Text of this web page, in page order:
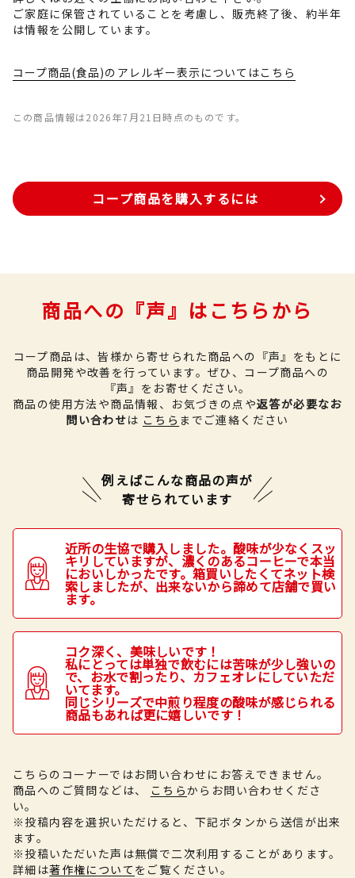
ご家庭に保管されていることを考慮し、販売終了後、約半年
は情報を公開しています。
コープ商品(食品)のアレルギー表示についてはこちら
この商品情報は2026年7月21日時点のものです。
コープ商品を購入するには
商品への『声』はこちらから
コープ商品は、皆様から寄せられた商品への『声』をもとに
商品開発や改善を行っています。 ぜひ、コープ商品への
『声』をお寄せください。
商品の使用方法や商品情報、お気づきの点や返答が必要なお
問い合わせは こちら までご連絡ください
例えばこんな商品の声が
寄せられています
近所の生協で購入しました。酸味が少なくスッ
キリしていますが、濃くのあるコーヒーで本当
においしかったです。箱買いしたくてネット検
索しましたが、出来ないから諦めて店舗で買い
ます。
コク深く、美味しいです！
私にとっては単独で飲むには苦味が少し強いの
で、お水で割ったり、カフェオレにしていただ
いてます。
同じシリーズで中煎り程度の酸味が感じられる
商品もあれば更に嬉しいです！
こちらのコーナーではお問い合わせにお答えできません。
商品へのご質問などは、
こちらからお問い合わせくださ
い。
※投稿内容を選択いただけると、下記ボタンから送信が出来
ます。
※投稿いただいた声は無償で二次利用することがあります。
詳細は著作権について をご覧ください。